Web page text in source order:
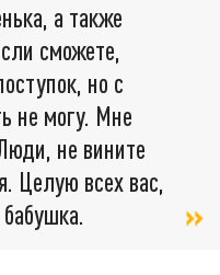
а также
сможете,
но с
не могу. Мне
не вините
Целую всех вас,